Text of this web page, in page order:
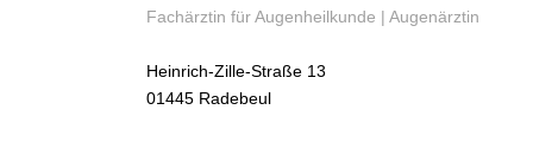
Fachärztin für Augenheilkunde | Augenärztin
Heinrich-Zille-Straße 13
01445 Radebeul